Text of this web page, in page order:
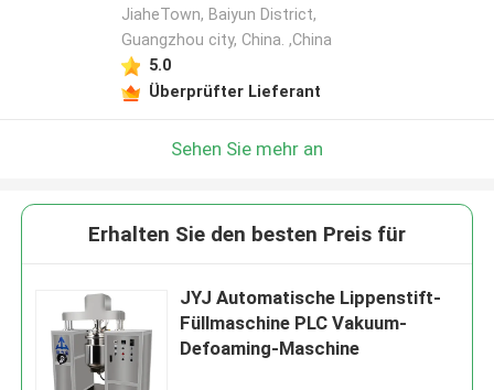
JiaheTown, Baiyun District,
Guangzhou city, China. ,China
5.0
Überprüfter Lieferant
Sehen Sie mehr an
Erhalten Sie den besten Preis für
JYJ Automatische Lippenstift-
Füllmaschine PLC Vakuum-
Defoaming-Maschine